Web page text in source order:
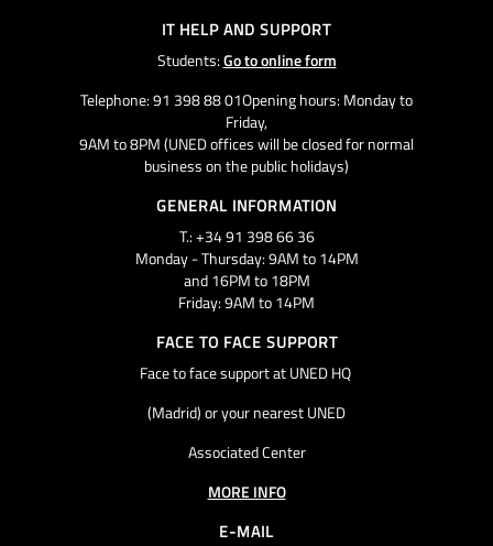
IT HELP AND SUPPORT
Students:Go to online form
Telephone: 91 398 88 01Opening hours: Monday to
Friday,
9AM to 8PM (UNED offices will be closed for normal
business on the public holidays)
GENERAL INFORMATION
T.: +34 91 398 66 36
Monday - Thursday: 9AM to 14PM
and 16PM to 18PM
Friday: 9AM to 14PM
FACE TO FACE SUPPORT
Face to face support at UNED HQ
(Madrid) or your nearest UNED
Associated Center
MORE INFO
E-MAIL